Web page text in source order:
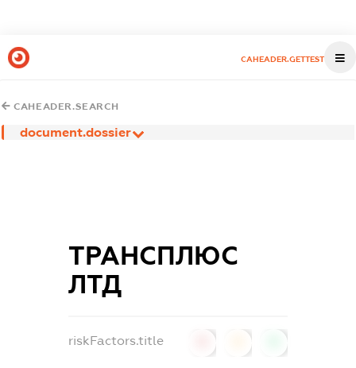
CAHEADER.GETTEST
CAHEADER.SEARCH
document.dossier
ТРАНСПЛЮС
ЛТД
riskFactors.title